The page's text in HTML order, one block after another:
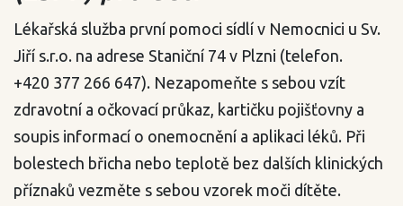
Lékařská služba první pomoci sídlí v Nemocnici u Sv.
Jiří s.r.o. na adrese Staniční 74 v Plzni (telefon.
+420 377 266 647). Nezapomeňte s sebou vzít
zdravotní a očkovací průkaz, kartičku pojišťovny a
soupis informací o onemocnění a aplikaci léků. Při
bolestech břicha nebo teplotě bez dalších klinických
příznaků vezměte s sebou vzorek moči dítěte.